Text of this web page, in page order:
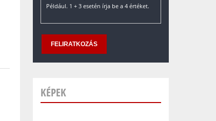
Például. 1 + 3 esetén írja be a 4 értéket.
KÉPEK